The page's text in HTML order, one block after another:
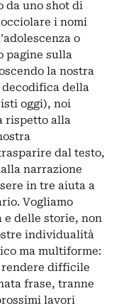
da uno shot di
i nomi
o
pagine sulla
la nostra
decodifica della
oggi), noi
rispetto alla
dal testo,
narrazione
in tre aiuta a
Vogliamo
e delle storie, non
individualità
ma multiforme:
difficile
frase, tranne
lavori